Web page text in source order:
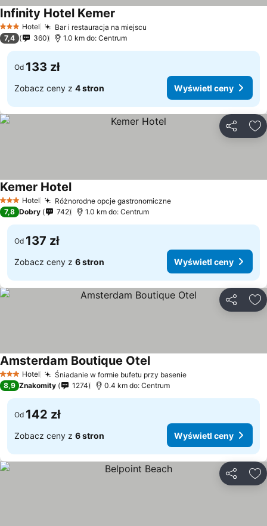
3 Kategoria
Hotel Bar i restauracja na miejscu
Infinity Hotel Kemer
7,4 360 1.0 km do: Centrum
Od 133 zł
Zobacz ceny z 4 stron Wyświetl ceny
3 Kategoria
Hotel Różnorodne opcje gastronomiczneWyświetl ceny
Kemer HotelWyświetl ceny
7,8 Dobry 742 1.0 km do: Centrum
Od 137 zł
Zobacz ceny z 6 stron Wyświetl ceny
3 Kategoria
Hotel Śniadanie w formie bufetu przy basenieWyświetl ceny
Amsterdam Boutique OtelWyświetl ceny
8,9 Znakomity 1274 0.4 km do: Centrum
Od 142 zł
Zobacz ceny z 6 stron Wyświetl ceny